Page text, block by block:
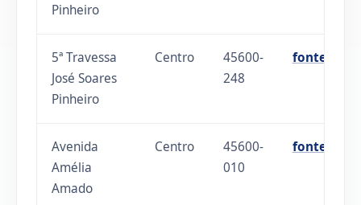
Pinheiro
5ª Travessa
José Soares
Pinheiro
Centro
45600-
248
fonte
Avenida
Amélia
Amado
Centro
45600-
010
fonte